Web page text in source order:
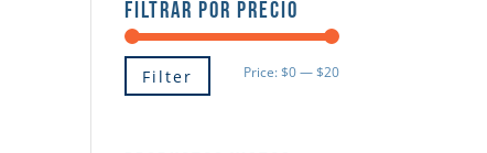
FILTRAR POR PRECIO
Min
Max
Filter Price:$0—$20